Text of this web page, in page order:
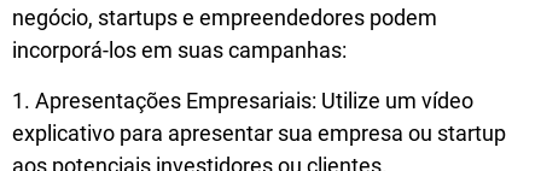
negócio, startups e empreendedores podem
incorporá-los em suas campanhas:
1. Apresentações Empresariais: Utilize um vídeo
explicativo para apresentar sua empresa ou startup
aos potenciais investidores ou clientes.